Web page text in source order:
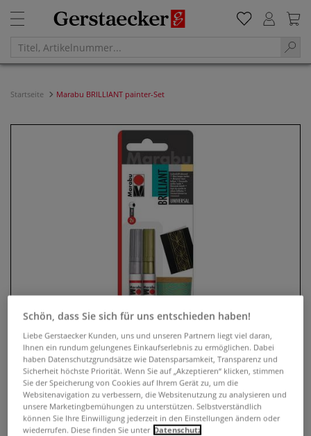
Startseite Marabu BRILLIANT painter-Set
Schön, dass Sie sich für uns entschieden haben!
Liebe Gerstaecker Kunden, uns und unseren Partnern liegt viel daran,
Ihnen ein rundum gelungenes Einkaufserlebnis zu ermöglichen. Dabei
haben Datenschutzgrundsätze wie Datensparsamkeit, Transparenz und
Sicherheit höchste Priorität. Wenn Sie auf „Akzeptieren“ klicken, stimmen
Sie der Speicherung von Cookies auf Ihrem Gerät zu, um die
Websitenavigation zu verbessern, die Websitenutzung zu analysieren und
unsere Marketingbemühungen zu unterstützen. Selbstverständlich
können Sie Ihre Einwilligung jederzeit in den Einstellungen ändern oder
wiederrufen. Diese finden Sie unter Datenschutz